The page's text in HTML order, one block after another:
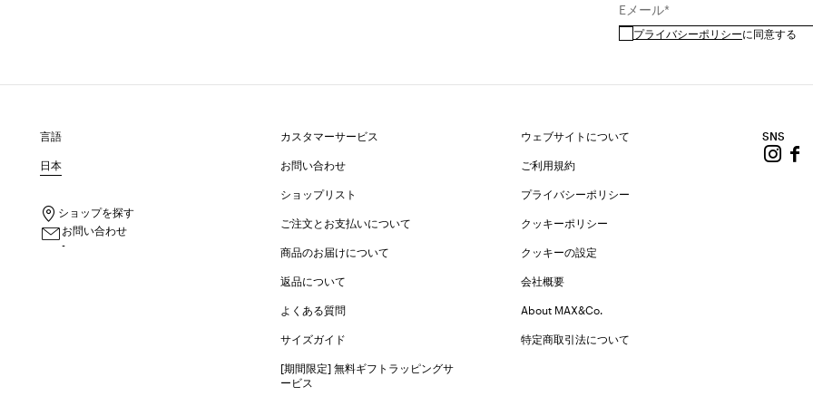
Eメール*
プライバシーポリシーに同意する
言語
日本
ショップを探す
お問い合わせ
-
カスタマーサービス
お問い合わせ
ショップリスト
ご注文とお支払いについて
商品のお届けについて
返品について
よくある質問
サイズガイド
[期間限定] 無料ギフトラッピングサ
ービス
ウェブサイトについて
ご利用規約
プライバシーポリシー
クッキーポリシー
クッキーの設定
会社概要
About MAX&Co.
特定商取引法について
SNS